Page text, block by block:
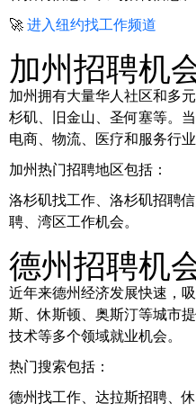
🚀 进入纽约找工作频道
加州招聘机
加州拥有大量华人社区和多
杉矶、旧金山、圣何塞等。
电商、物流、医疗和服务行业
加州热门招聘地区包括：
洛杉矶找工作、洛杉矶招聘
聘、湾区工作机会。
德州招聘机
近年来德州经济发展快速，
斯、休斯顿、奥斯汀等城市
技术等多个领域就业机会。
热门搜索包括：
德州找工作、达拉斯招聘、